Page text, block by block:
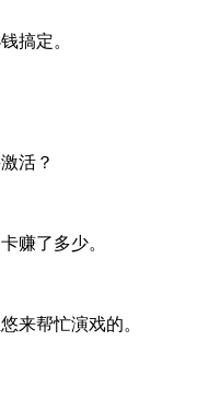
搞定。
活？
赚了多少。
来帮忙演戏的。